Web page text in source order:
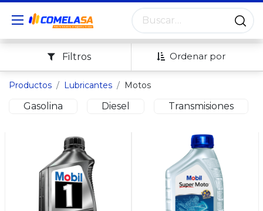
Ordenar por
Filtros
Productos Lubricantes Motos
Gasolina Diesel Transmisiones